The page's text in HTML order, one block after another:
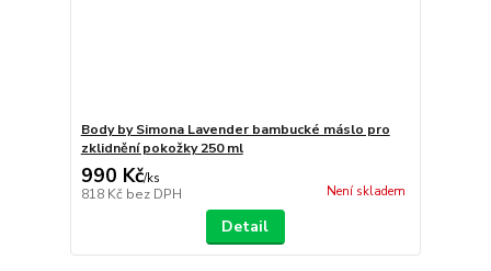
Body by Simona Lavender bambucké máslo pro
zklidnění pokožky 250 ml
990 Kč/ks
818 Kč bez DPH Není skladem
Detail